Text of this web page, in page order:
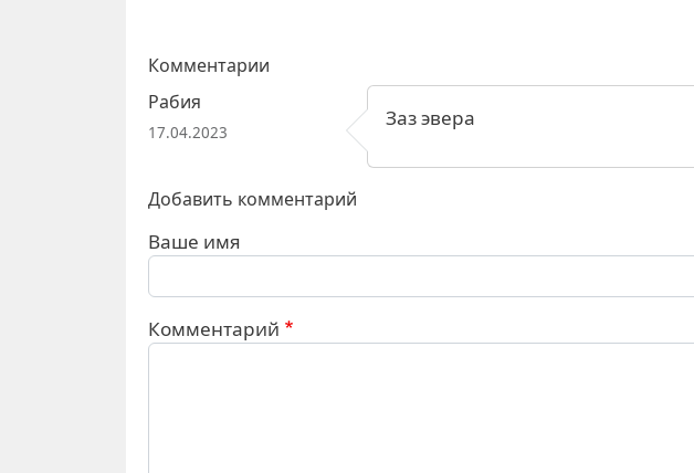
Комментарии
Рабия
17.04.2023
Заз эвера
Добавить комментарий
Ваше имя
Комментарий